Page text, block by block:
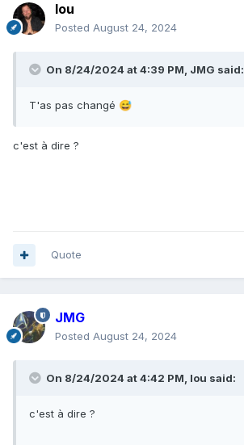
lou
Posted August 24, 2024
On 8/24/2024 at 4:39 PM, JMG said:
T'as pas changé 😅
c'est à dire ?
Quote
JMG
Posted August 24, 2024
On 8/24/2024 at 4:42 PM, lou said:
c'est à dire ?